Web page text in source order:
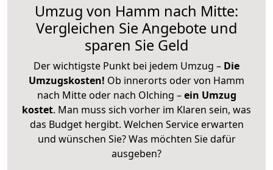
Umzug von Hamm nach Mitte:
Vergleichen Sie Angebote und
sparen Sie Geld
Der wichtigste Punkt bei jedem Umzug – Die
Umzugskosten! Ob innerorts oder von Hamm
nach Mitte oder nach Olching –ein Umzug
kostet. Man muss sich vorher im Klaren sein, was
das Budget hergibt. Welchen Service erwarten
und wünschen Sie? Was möchten Sie dafür
ausgeben?